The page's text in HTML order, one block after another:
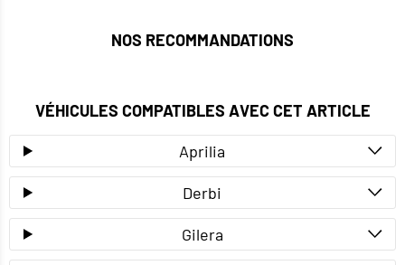
NOS RECOMMANDATIONS
VÉHICULES COMPATIBLES AVEC CET ARTICLE
Aprilia
Derbi
Gilera